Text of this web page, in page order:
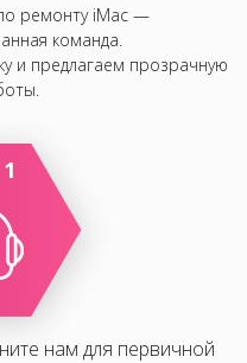
ремонту iMac —
команда.
и предлагаем прозрачную
нам для первичной